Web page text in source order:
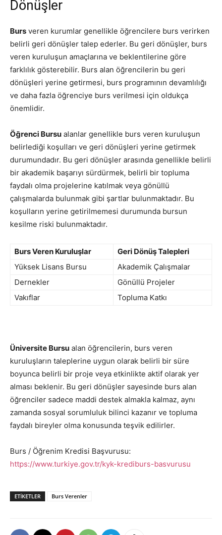
Dönüşler
Burs veren kurumlar genellikle öğrencilere burs verirken
belirli geri dönüşler talep ederler. Bu geri dönüşler, burs
veren kuruluşun amaçlarına ve beklentilerine göre
farklılık gösterebilir. Burs alan öğrencilerin bu geri
dönüşleri yerine getirmesi, burs programının devamlılığı
ve daha fazla öğrenciye burs verilmesi için oldukça
önemlidir.
Öğrenci Bursu alanlar genellikle burs veren kuruluşun
belirlediği koşulları ve geri dönüşleri yerine getirmek
durumundadır. Bu geri dönüşler arasında genellikle belirli
bir akademik başarıyı sürdürmek, belirli bir topluma
faydalı olma projelerine katılmak veya gönüllü
çalışmalarda bulunmak gibi şartlar bulunmaktadır. Bu
koşulların yerine getirilmemesi durumunda bursun
kesilme riski bulunmaktadır.
Burs Veren Kuruluşlar
Geri Dönüş Talepleri
Yüksek Lisans Bursu
Akademik Çalışmalar
Dernekler
Gönüllü Projeler
Vakıflar
Topluma Katkı
Üniversite Bursu alan öğrencilerin, burs veren
kuruluşların taleplerine uygun olarak belirli bir süre
boyunca belirli bir proje veya etkinlikte aktif olarak yer
alması beklenir. Bu geri dönüşler sayesinde burs alan
öğrenciler sadece maddi destek almakla kalmaz, aynı
zamanda sosyal sorumluluk bilinci kazanır ve topluma
faydalı bireyler olma konusunda teşvik edilirler.
Burs / Öğrenim Kredisi Başvurusu:
https://www.turkiye.gov.tr/kyk-krediburs-basvurusu
ETIKETLER Burs Verenler